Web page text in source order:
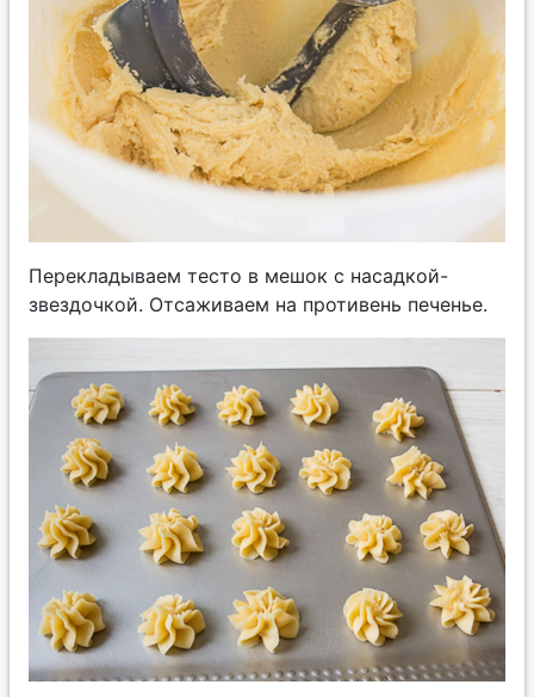
Перекладываем тесто в мешок с насадкой-
звездочкой. Отсаживаем на противень печенье.